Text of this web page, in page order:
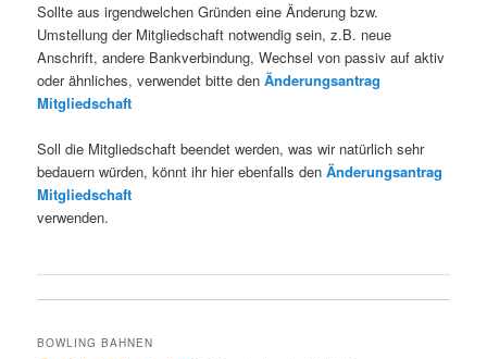
Sollte aus irgendwelchen Gründen eine Änderung bzw.
Umstellung der Mitgliedschaft notwendig sein, z.B. neue
Anschrift, andere Bankverbindung, Wechsel von passiv auf aktiv
oder ähnliches, verwendet bitte denÄnderungsantrag
Mitgliedschaft
Soll die Mitgliedschaft beendet werden, was wir natürlich sehr
bedauern würden, könnt ihr hier ebenfalls denÄnderungsantrag
Mitgliedschaft
verwenden.
BOWLING BAHNEN